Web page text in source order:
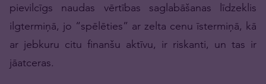
pievilcīgs naudas vērtības saglabāšanas līdzeklis
ilgtermiņā, jo “spēlēties” ar zelta cenu īstermiņā, kā
ar jebkuru citu finanšu aktīvu, ir riskanti, un tas ir
jāatceras.